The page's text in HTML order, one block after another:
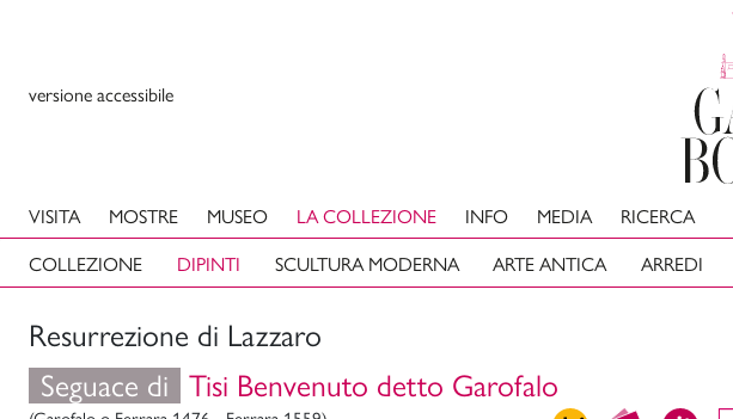
versione accessibile
VISITA MOSTRE MUSEO LA COLLEZIONE
COLLEZIONE DIPINTI SCULTURA MODERNA ARTE ANTICA ARREDI
INFO MEDIA RICERCA
Resurrezione di Lazzaro
Seguace di Tisi Benvenuto detto Garofalo